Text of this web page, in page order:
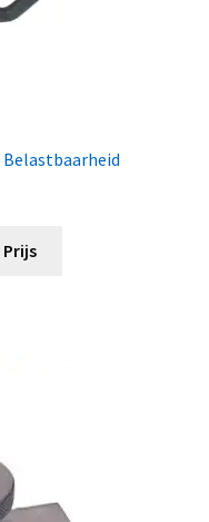
Belastbaarheid
Prijs